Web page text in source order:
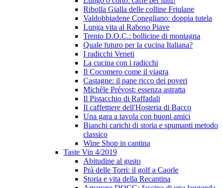
Ribolla Gialla delle colline Friulane
Valdobbiadene Conegliano: doppia tutela
Lunga vita al Raboso Piave
Trento D.O.C.: bollicine di montagna
Quale futuro per la cucina Italiana?
I radicchi Veneti
La cucina con i radicchi
Il Cocomero come il viagra
Castagne: il pane ricco dei poveri
Michèle Prévost: essenza astratta
Il Pistacchio di Raffadali
Il caffettiere dell'Hosteria di Bacco
Una gara a tavola con buoni amici
Bianchi carichi di storia e spumanti metodo
classico
Wine Shop in cantina
Taste Vin 4/2019
Abitudine al gusto
Prà delle Torri: il golf a Caorle
Storia e vita della Recantina